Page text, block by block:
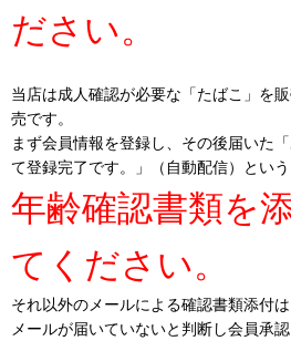
ださい。
当店は成人確認が必要な「たばこ」を
売です。
まず会員情報を登録し、その後届いた
て登録完了です。」（自動配信）とい
年齢確認書類を
てください。
それ以外のメールによる確認書類添付
メールが届いていないと判断し会員承認